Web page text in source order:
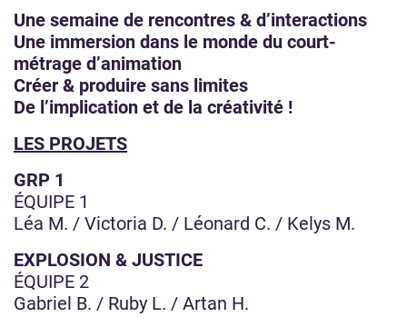
Une semaine de rencontres & d’interactions
Une immersion dans le monde du court-
métrage d’animation
Créer & produire sans limites
De l’implication et de la créativité !
LES PROJETS
GRP 1
ÉQUIPE 1
Léa M. / Victoria D. / Léonard C. / Kelys M.
EXPLOSION & JUSTICE
ÉQUIPE 2
Gabriel B. / Ruby L. / Artan H.